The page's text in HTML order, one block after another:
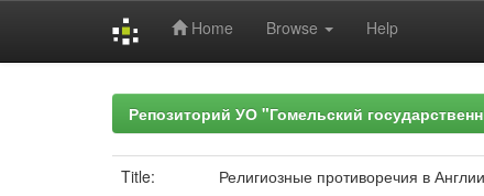
Home Browse Help
Репозиторий УО "Гомельский
Title:
Религиозные противоречия в